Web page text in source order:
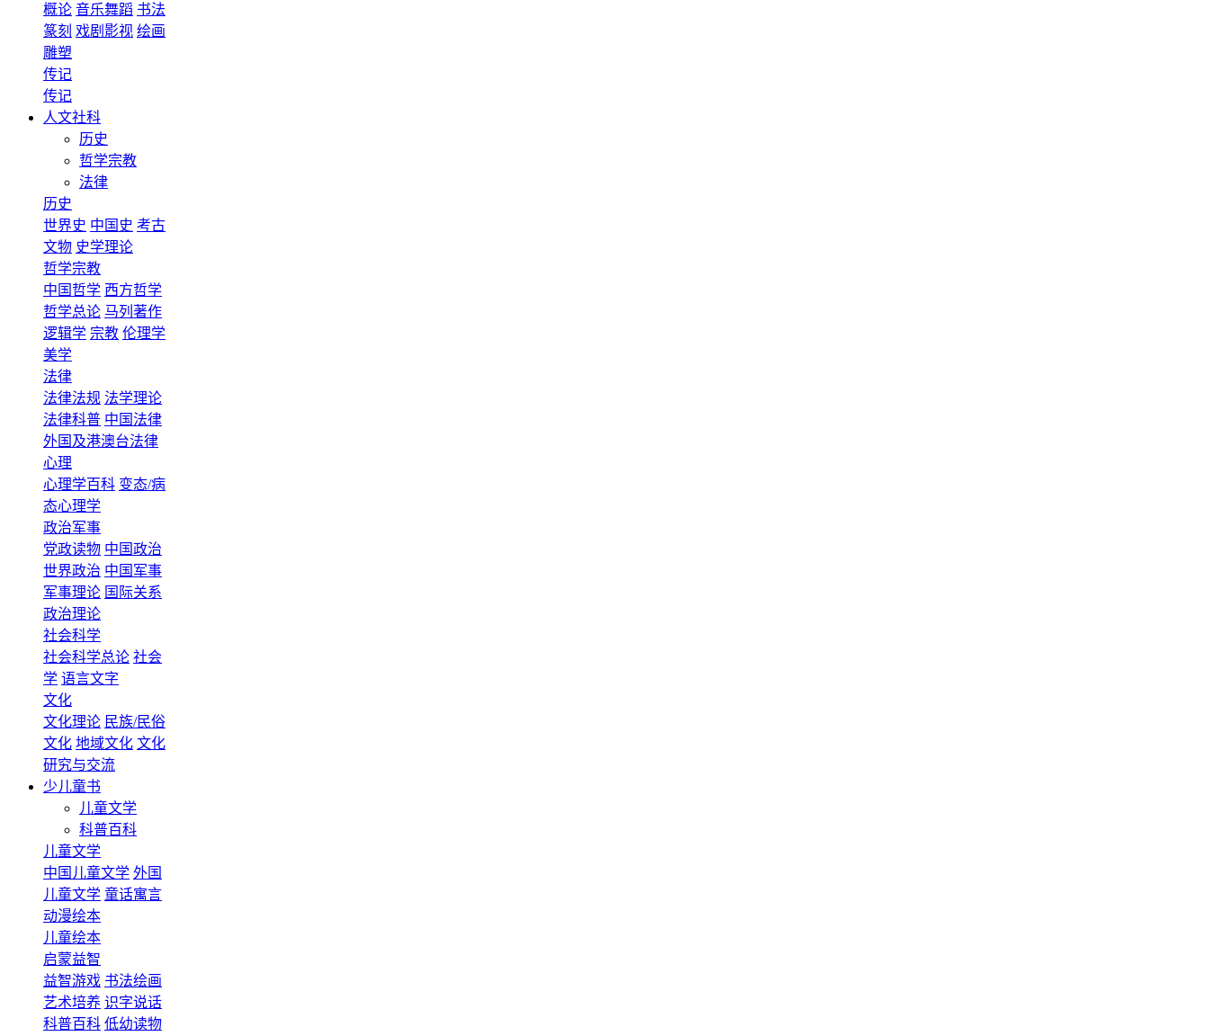
概论 音乐舞蹈 书法
篆刻 戏剧影视 绘画
雕塑
传记
传记
人文社科
历史
哲学宗教
法律
历史
世界史 中国史 考古
文物 史学理论
哲学宗教
中国哲学 西方哲学
哲学总论 马列著作
逻辑学 宗教 伦理学
美学
法律
法律法规 法学理论
法律科普 中国法律
外国及港澳台法律
心理
心理学百科 变态/病
态心理学
政治军事
党政读物 中国政治
世界政治 中国军事
军事理论 国际关系
政治理论
社会科学
社会科学总论 社会
学 语言文字
文化
文化理论 民族/民俗
文化 地域文化 文化
研究与交流
少儿童书
儿童文学
科普百科
儿童文学
中国儿童文学 外国
儿童文学 童话寓言
动漫绘本
儿童绘本
启蒙益智
益智游戏 书法绘画
艺术培养 识字说话
科普百科 低幼读物